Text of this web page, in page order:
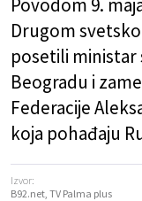
Povodom 9.
Drugom
posetili ministar
Beogradu i
Federacije
koja pohađaju
Izvor:
B92.net, TV Palma plus